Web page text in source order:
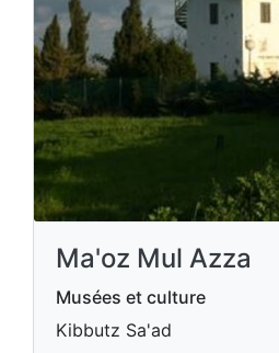
Ma'oz Mul Azza
Musées et culture
Kibbutz Sa'ad